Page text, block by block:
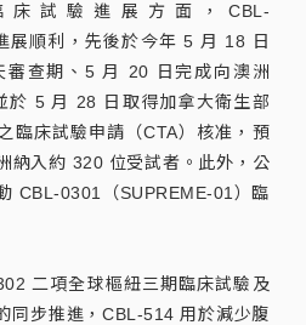
試驗進展方面，CBL-
展順利，先後於今年 5 月 18 日
審查期、5 月 20 日完成向澳洲
於 5 月 28 日取得加拿大衛生部
臨床試驗申請（CTA）核准，預
納入約 320 位受試者。此外，公
CBL-0301（SUPREME-01）臨
二項全球樞紐三期臨床試驗及
同步推進，CBL-514 用於減少腹